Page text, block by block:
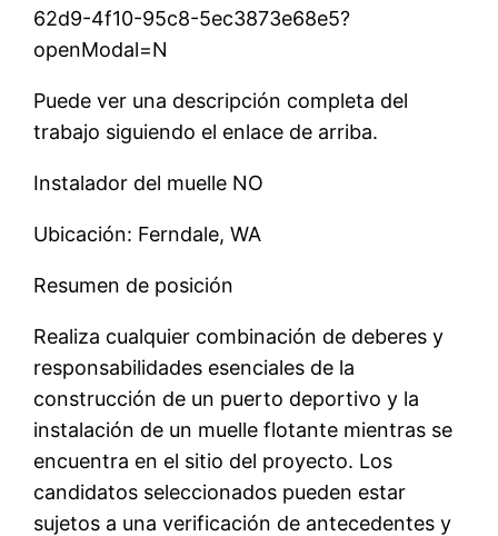
62d9-4f10-95c8-5ec3873e68e5?
openModal=N
Puede ver una descripción completa del
trabajo siguiendo el enlace de arriba.
Instalador del muelle NO
Ubicación: Ferndale, WA
Resumen de posición
Realiza cualquier combinación de deberes y
responsabilidades esenciales de la
construcción de un puerto deportivo y la
instalación de un muelle flotante mientras se
encuentra en el sitio del proyecto. Los
candidatos seleccionados pueden estar
sujetos a una verificación de antecedentes y